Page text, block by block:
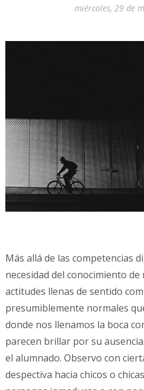
miércoles, 29 de
Más allá de las competencias
necesidad del conocimiento
actitudes llenas de sentido
presumiblemente normales
donde nos llenamos la boca
parecen brillar por su
el alumnado. Observo con
despectiva hacia chicos o